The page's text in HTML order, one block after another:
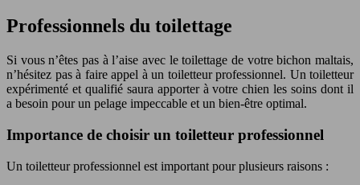
Professionnels du toilettage
Si vous n’êtes pas à l’aise avec le toilettage de votre bichon maltais,
n’hésitez pas à faire appel à un toiletteur professionnel. Un toiletteur
expérimenté et qualifié saura apporter à votre chien les soins dont il
a besoin pour un pelage impeccable et un bien-être optimal.
Importance de choisir un toiletteur professionnel
Un toiletteur professionnel est important pour plusieurs raisons :